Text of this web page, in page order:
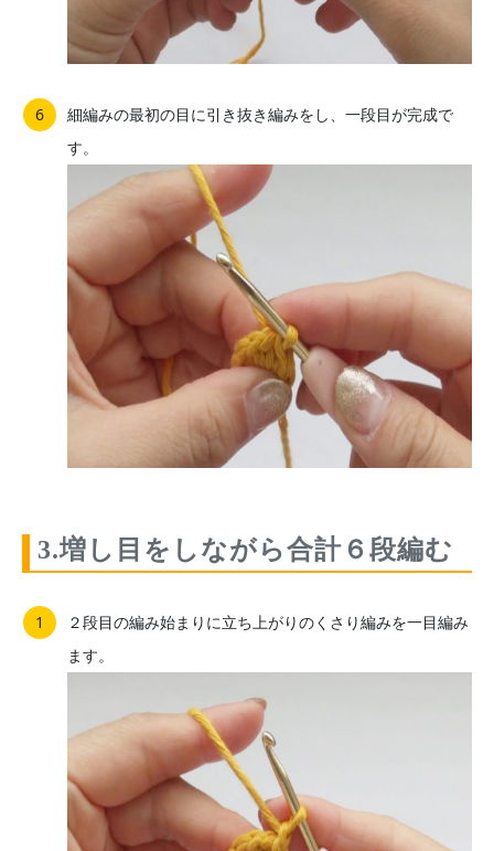
細編みの最初の目に引き抜き編みをし、一段目が完成で
す。
3.増し目をしながら合計６段編む
２段目の編み始まりに立ち上がりのくさり編みを一目編み
ます。